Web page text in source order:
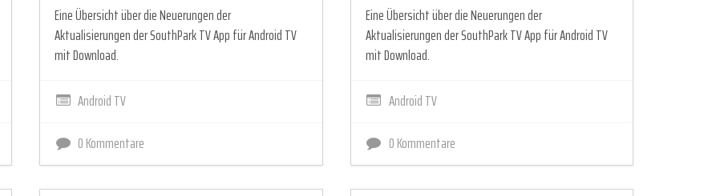
Eine Übersicht über die Neuerungen der
Aktualisierungen der SouthPark TV App für Android TV
mit Download.
Android TV
0 Kommentare
Eine Übersicht über die Neuerungen der
Aktualisierungen der SouthPark TV App für Android TV
mit Download.
Android TV
0 Kommentare